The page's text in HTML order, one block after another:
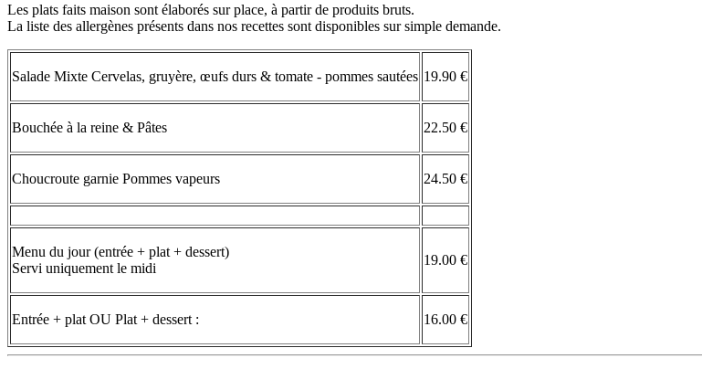
Les plats faits maison sont élaborés sur place, à partir de produits bruts.
La liste des allergènes présents dans nos recettes sont disponibles sur simple demande.
Salade Mixte Cervelas, gruyère, œufs durs & tomate - pommes sautées 19.90 €
Bouchée à la reine & Pâtes 22.50 €
Choucroute garnie Pommes vapeurs 24.50 €
Menu du jour (entrée + plat + dessert)
Servi uniquement le midi
19.00 €
Entrée + plat OU Plat + dessert : 16.00 €